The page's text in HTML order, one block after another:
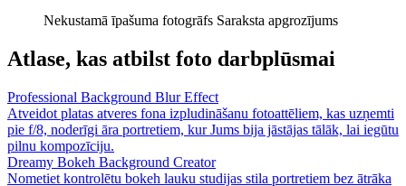
Nekustamā īpašuma fotogrāfs Saraksta apgrozījums
Atlase, kas atbilst foto darbplūsmai
Professional Background Blur Effect
Atveidot platas atveres fona izpludināšanu fotoattēliem, kas uzņemti
pie f/8, noderīgi āra portretiem, kur Jums bija jāstājas tālāk, lai iegūtu
pilnu kompozīciju.
Dreamy Bokeh Background Creator
Nometiet kontrolētu bokeh lauku studijas stila portretiem bez ātrāka